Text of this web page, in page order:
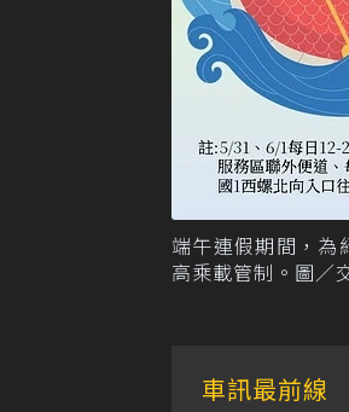
端午連假期間，為
高乘載管制。圖／
車訊最前線